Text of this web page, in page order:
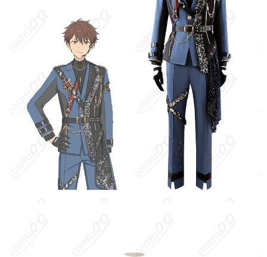
なつめ / KAITO / カイト / Kaito / 鏡音レン
/ Kagamine Len / レン / 東雲彰人 / Akito
Shinonome / 彰人 / 天馬司 / Tsukasa
Tenma / 司 / 青柳冬弥 / Toya Aoyagi / 冬弥
/ 神代類 / Rui Kamishiro / 類 / 漣ジュン /
Jun Sazanami / ジュン / 守沢千秋 / Chiaki
Morisawa / 千秋 / 瀬名泉 / Izumi Sena / 泉
/ 逆先夏目 / Natsume Sakasaki / 夏目
イメージ
クール・華やか・スタイリッシュ（星空／
銀河モチーフ）」「衣装バージョン」:
素材
コットン、ポリエステル、合成皮革、天
竺、亮片布、光沢布、サテン、フェザー、
薄手メッシュ（生産ロットにより変更の可
能性があります）